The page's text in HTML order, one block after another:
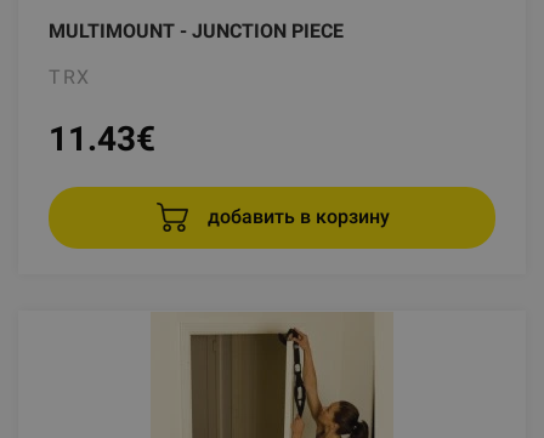
MULTIMOUNT - JUNCTION PIECE
TRX
11.43€
добавить в корзину